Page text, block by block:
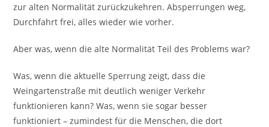
zur alten Normalität zurückzukehren. Absperrungen weg,
Durchfahrt frei, alles wieder wie vorher.
Aber was, wenn die alte Normalität Teil des Problems war?
Was, wenn die aktuelle Sperrung zeigt, dass die
Weingartenstraße mit deutlich weniger Verkehr
funktionieren kann? Was, wenn sie sogar besser
funktioniert – zumindest für die Menschen, die dort